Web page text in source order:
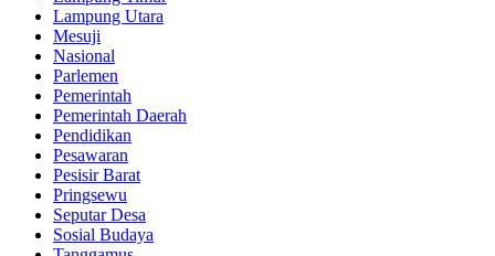
Lampung Utara
Mesuji
Nasional
Parlemen
Pemerintah
Pemerintah Daerah
Pendidikan
Pesawaran
Pesisir Barat
Pringsewu
Seputar Desa
Sosial Budaya